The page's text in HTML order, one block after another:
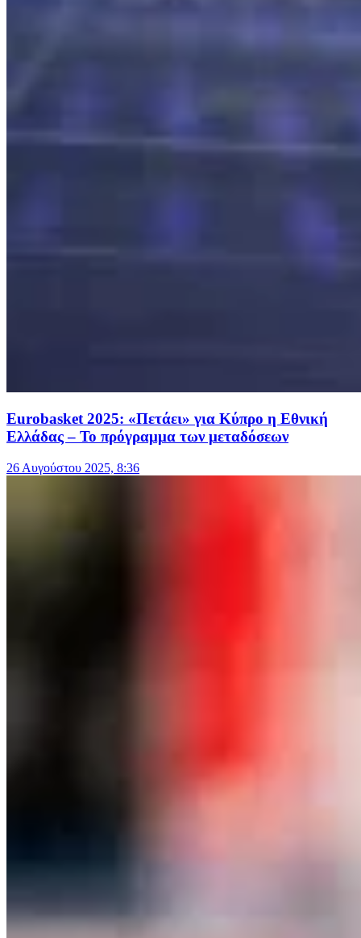
Eurobasket 2025: «Πετάει» για Κύπρο η Εθνική
Ελλάδας – Το πρόγραμμα των μεταδόσεων
26 Αυγούστου 2025, 8:36